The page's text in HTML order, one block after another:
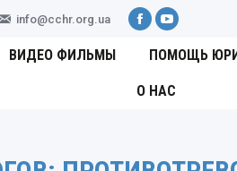
info@cchr.org.ua
Facebook
YouTube
ВИДЕО ФИЛЬМЫ ПОМОЩЬ
О НАС